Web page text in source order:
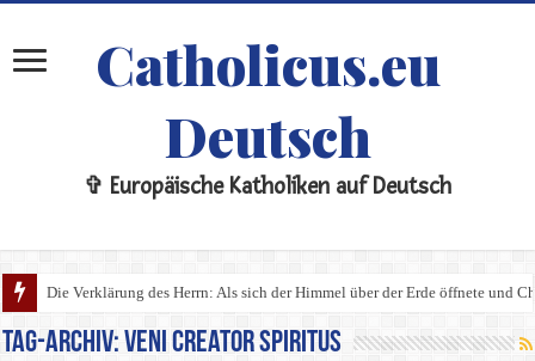
Catholicus.eu
Deutsch
✞ Europäische Katholiken auf Deutsch
Die Verklärung des Herrn: Als sich der Himmel über der Erde öffnete und
Tag-Archiv:Veni Creator Spiritus